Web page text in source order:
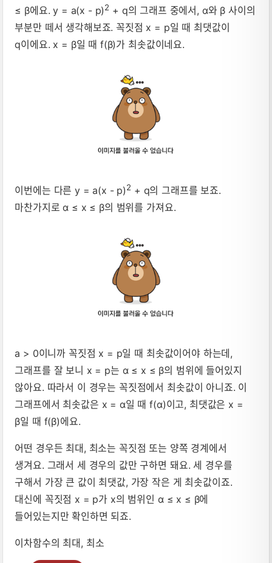
≤ β에요. y = a(x - p)2 + q의 그래프 중에서, α와 β 사이의
부분만 떼서 생각해보죠. 꼭짓점 x = p일 때 최댓값이
q이에요. x = β일 때 f(β)가 최솟값이네요.
이번에는 다른 y = a(x - p)2 + q의 그래프를 보죠.
마찬가지로 α ≤ x ≤ β의 범위를 가져요.
a > 0이니까 꼭짓점 x = p일 때 최솟값이어야 하는데,
그래프를 잘 보니 x = p는 α ≤ x ≤ β의 범위에 들어있지
않아요. 따라서 이 경우는 꼭짓점에서 최솟값이 아니죠. 이
그래프에서 최솟값은 x = α일 때 f(α)이고, 최댓값은 x =
β일 때 f(β)에요.
어떤 경우든 최대, 최소는 꼭짓점 또는 양쪽 경계에서
생겨요. 그래서 세 경우의 값만 구하면 돼요. 세 경우를
구해서 가장 큰 값이 최댓값, 가장 작은 게 최솟값이죠.
대신에 꼭짓점 x = p가 x의 범위인 α ≤ x ≤ β에
들어있는지만 확인하면 되죠.
이차함수의 최대, 최소